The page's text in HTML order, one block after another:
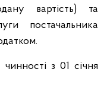
вартість) та
постачальника
з 01 січня